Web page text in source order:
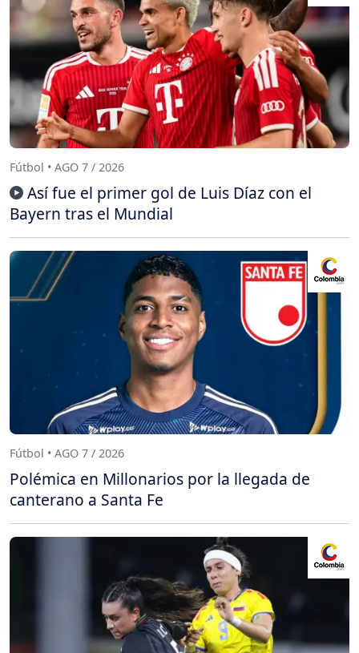
Fútbol • AGO 7 / 2026
Así fue el primer gol de Luis Díaz con el
Bayern tras el Mundial
Fútbol • AGO 7 / 2026
Polémica en Millonarios por la llegada de
canterano a Santa Fe